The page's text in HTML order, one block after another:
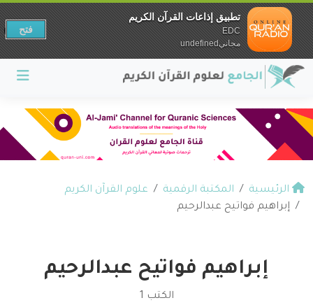
الرئيسية المكتبة الرقمية
علوم القرآن الكريم
إبراهيم فواتيح عبدالرحيم
إبراهيم فواتيح عبدالرحيم
الكتب 1
تطبيق إذاعات القرآن الكريم
EDC
مجانيundefined
فتح